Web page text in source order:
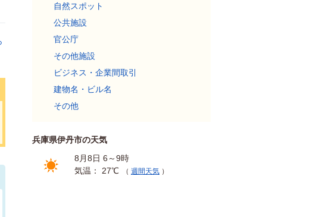
自然スポット
公共施設
官公庁
その他施設
ビジネス・企業間取引
建物名・ビル名
その他
兵庫県伊丹市の天気
8月8日 6～9時
気温： 27℃
（ 週間天気 ）